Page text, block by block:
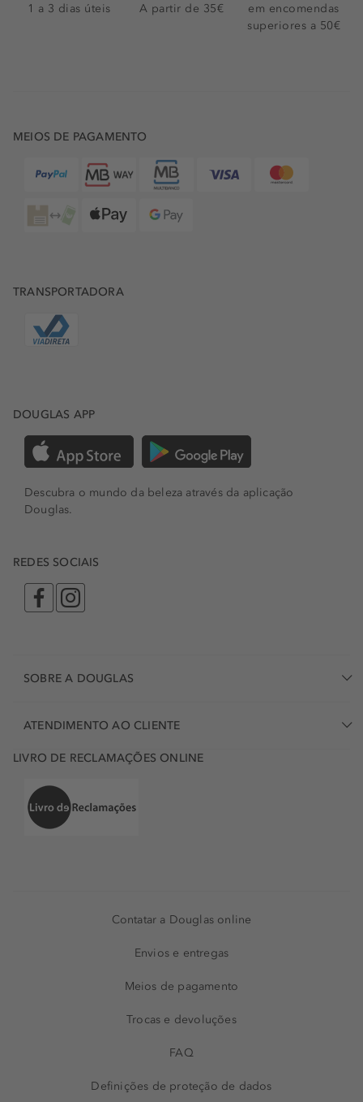
1 a 3 dias úteis A partir de 35€
em encomendas
superiores a 50€
MEIOS DE PAGAMENTO
TRANSPORTADORA
DOUGLAS APP
Descubra o mundo da beleza através da aplicação
Douglas.
REDES SOCIAIS
SOBRE A DOUGLAS
ATENDIMENTO AO CLIENTE
LIVRO DE RECLAMAÇÕES ONLINE
Contatar a Douglas online
Envios e entregas
Meios de pagamento
Trocas e devoluções
FAQ
Definições de proteção de dados